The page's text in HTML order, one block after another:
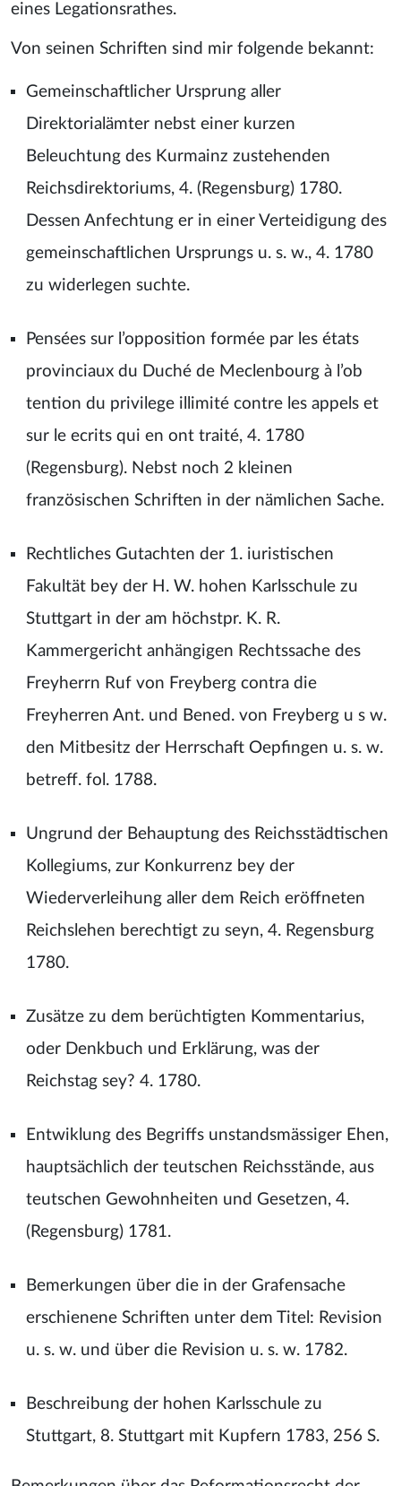
eines Legationsrathes.
Von seinen Schriften sind mir folgende bekannt:
Gemeinschaftlicher Ursprung aller
Direktorialämter nebst einer kurzen
Beleuchtung des Kurmainz zustehenden
Reichsdirektoriums, 4. (Regensburg) 1780.
Dessen Anfechtung er in einer Verteidigung des
gemeinschaftlichen Ursprungs u. s. w., 4. 1780
zu widerlegen suchte.
Pensées sur l’opposition formée par les états
provinciaux du Duché de Meclenbourg à l’ob
tention du privilege illimité contre les appels et
sur le ecrits qui en ont traité, 4. 1780
(Regensburg). Nebst noch 2 kleinen
französischen Schriften in der nämlichen Sache.
Rechtliches Gutachten der 1. iuristischen
Fakultät bey der H. W. hohen Karlsschule zu
Stuttgart in der am höchstpr. K. R.
Kammergericht anhängigen Rechtssache des
Freyherrn Ruf von Freyberg contra die
Freyherren Ant. und Bened. von Freyberg u s w.
den Mitbesitz der Herrschaft Oepfingen u. s. w.
betreff. fol. 1788.
Ungrund der Behauptung des Reichsstädtischen
Kollegiums, zur Konkurrenz bey der
Wiederverleihung aller dem Reich eröffneten
Reichslehen berechtigt zu seyn, 4. Regensburg
1780.
Zusätze zu dem berüchtigten Kommentarius,
oder Denkbuch und Erklärung, was der
Reichstag sey? 4. 1780.
Entwiklung des Begriffs unstandsmässiger Ehen,
hauptsächlich der teutschen Reichsstände, aus
teutschen Gewohnheiten und Gesetzen, 4.
(Regensburg) 1781.
Bemerkungen über die in der Grafensache
erschienene Schriften unter dem Titel: Revision
u. s. w. und über die Revision u. s. w. 1782.
Beschreibung der hohen Karlsschule zu
Stuttgart, 8. Stuttgart mit Kupfern 1783, 256 S.